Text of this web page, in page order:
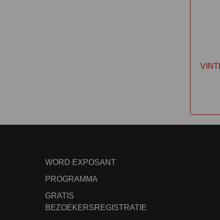
WORD EXPOSANT
PROGRAMMA
GRATIS
BEZOEKERSREGISTRATIE